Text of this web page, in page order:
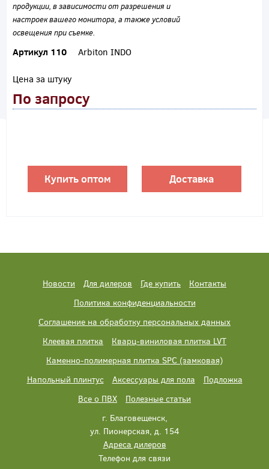
продукции, в зависимости от разрешения и
настроек вашего монитора, а также условий
освещения при съемке.
Артикул 110 Arbiton INDO
Цена за штуку
По запросу
Купить оптом Доставка
Новости Для дилеров Где купить
Контакты
Политика конфиденциальности
Соглашение на обработку персональных данных
Клеевая плитка
Кварц-виниловая плитка LVT
Каменно-полимерная плитка SPC (замковая)
Напольный плинтус
Аксессуары для пола
Подложка
Все о ПВХ
Полезные статьи
г. Благовещенск,
ул. Пионерская, д. 154
Адреса дилеров
Телефон для связи